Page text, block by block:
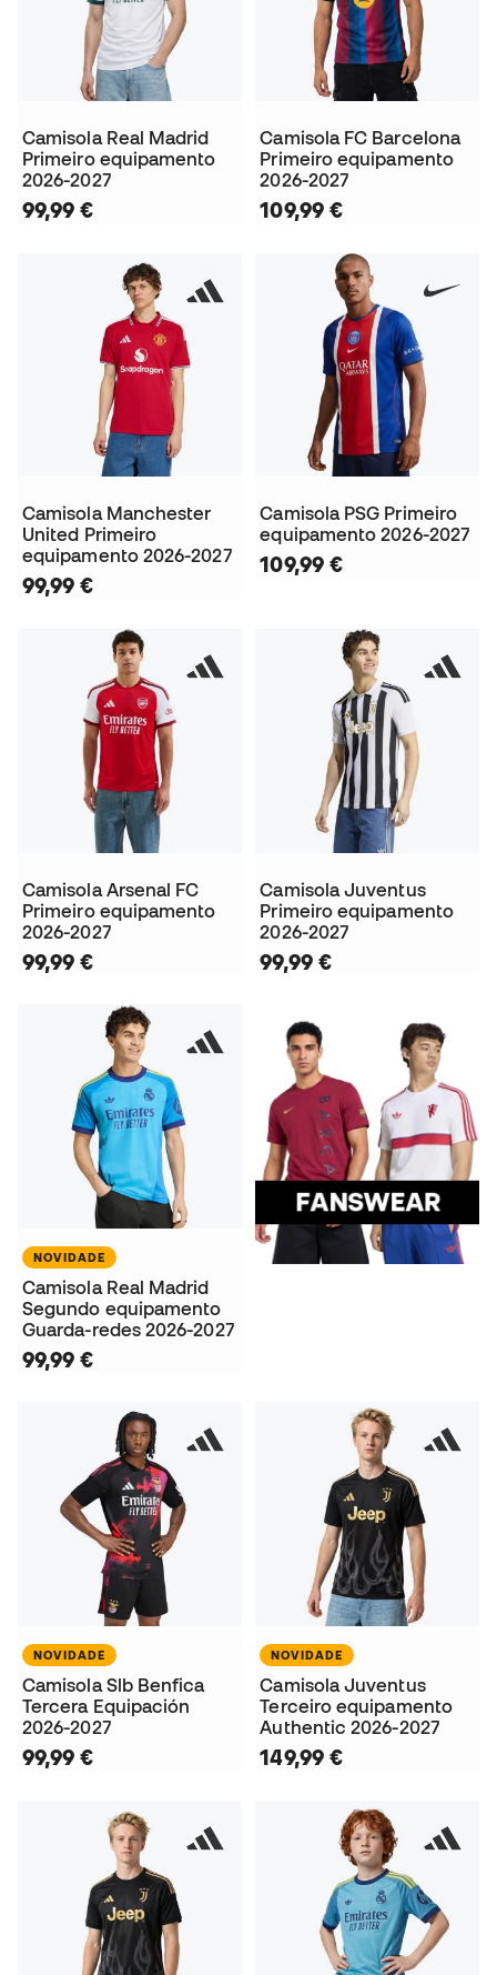
Camisola Real Madrid
Primeiro equipamento
2026-2027
99,99 €
Camisola FC Barcelona
Primeiro equipamento
2026-2027
109,99 €
Camisola Manchester
United Primeiro
equipamento 2026-2027
99,99 €
Camisola PSG Primeiro
equipamento 2026-2027
109,99 €
Camisola Arsenal FC
Primeiro equipamento
2026-2027
99,99 €
Camisola Juventus
Primeiro equipamento
2026-2027
99,99 €
NOVIDADE
Camisola Real Madrid
Segundo equipamento
Guarda-redes 2026-2027
99,99 €
NOVIDADE
Camisola Slb Benfica
Tercera Equipación
2026-2027
99,99 €
NOVIDADE
Camisola Juventus
Terceiro equipamento
Authentic 2026-2027
149,99 €